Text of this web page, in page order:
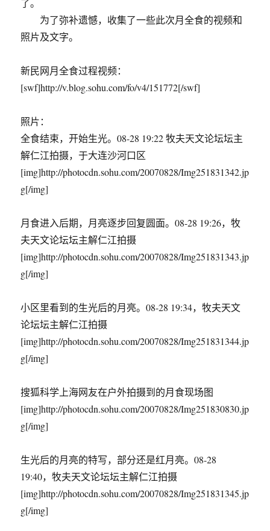
收
了。
为了弥补遗憾，收集了一些此次月全食的视频和
照片及文字。
新民网月全食过程视频：
[swf]http://v.blog.sohu.com/fo/v4/151772[/swf]
照片：
全食结束，开始生光。08-28 19:22 牧夫天文论坛坛主
解仁江拍摄，于大连沙河口区
[img]http://photocdn.sohu.com/20070828/Img251831342.jp
g[/img]
月食进入后期，月亮逐步回复圆面。08-28 19:26，牧
夫天文论坛坛主解仁江拍摄
[img]http://photocdn.sohu.com/20070828/Img251831343.jp
g[/img]
小区里看到的生光后的月亮。08-28 19:34，牧夫天文
论坛坛主解仁江拍摄
[img]http://photocdn.sohu.com/20070828/Img251831344.jp
g[/img]
搜狐科学上海网友在户外拍摄到的月食现场图
[img]http://photocdn.sohu.com/20070828/Img251830830.jp
g[/img]
生光后的月亮的特写，部分还是红月亮。08-28
19:40，牧夫天文论坛坛主解仁江拍摄
[img]http://photocdn.sohu.com/20070828/Img251831345.jp
g[/img]